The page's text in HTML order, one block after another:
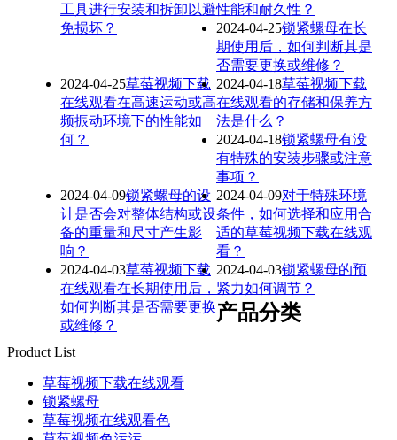
工具进行安装和拆卸以避
免损坏？
性能和耐久性？
2024-04-25锁紧螺母在长
期使用后，如何判断其是
否需要更换或维修？
2024-04-25草莓视频下载
在线观看在高速运动或高
频振动环境下的性能如
何？
2024-04-18草莓视频下载
在线观看的存储和保养方
法是什么？
2024-04-18锁紧螺母有没
有特殊的安装步骤或注意
事项？
2024-04-09锁紧螺母的设
计是否会对整体结构或设
备的重量和尺寸产生影
响？
2024-04-09对于特殊环境
条件，如何选择和应用合
适的草莓视频下载在线观
看？
2024-04-03草莓视频下载
在线观看在长期使用后，
如何判断其是否需要更换
或维修？
2024-04-03锁紧螺母的预
紧力如何调节？
产品分类
Product List
草莓视频下载在线观看
锁紧螺母
草莓视频在线观看色